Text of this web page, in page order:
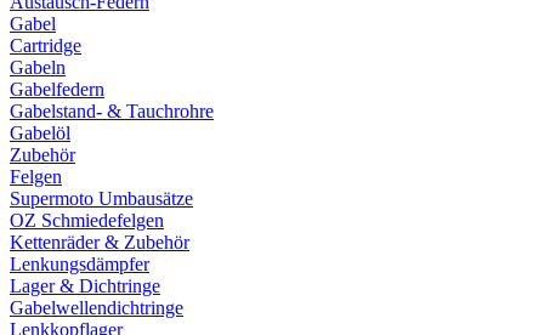
Gabel
Cartridge
Gabeln
Gabelfedern
Gabelstand- & Tauchrohre
Gabelöl
Zubehör
Felgen
Supermoto Umbausätze
OZ Schmiedefelgen
Kettenräder & Zubehör
Lenkungsdämpfer
Lager & Dichtringe
Gabelwellendichtringe
Lenkkopflager